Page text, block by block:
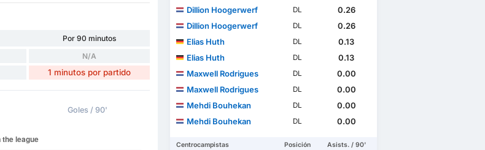
Por 90 minutos
N/A
1 minutos por partido
Goles / 90'
Dillion Hoogerwerf
DL
0.26
Dillion Hoogerwerf
DL
0.26
Elias Huth
DL
0.13
Elias Huth
DL
0.13
Maxwell Rodrigues
DL
0.00
Maxwell Rodrigues
DL
0.00
Mehdi Bouhekan
DL
0.00
Mehdi Bouhekan
DL 0.00
Centrocampistas Posición Asists. / 90'